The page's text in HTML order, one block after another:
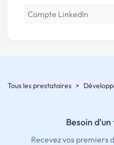
Compte LinkedIn
Tous les prestataires >
Besoin
Recevez vos premiers